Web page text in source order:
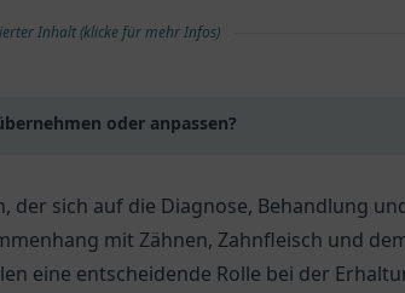
Inhalt (klicke für mehr Infos)
oder anpassen?
der sich auf die Diagnose, Behandlung
mit Zähnen, Zahnfleisch und
eine entscheidende Rolle bei der